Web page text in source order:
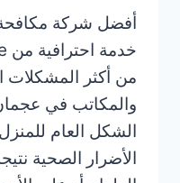
أفضل شركة
من أكثر المشكلات
والمكاتب في
الشكل العام
الأضرار الصحية